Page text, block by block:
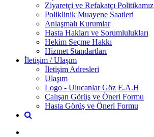
Ziyaretçi ve Refakatçı Politikamız
Poliklinik Muayene Saatleri
Anlaşmalı Kurumlar
Hasta Hakları ve Sorumlulukları
Hekim Seçme Hakkı
Hizmet Standartları
İletişim / Ulaşım
İletişim Adresleri
Ulaşım
Logo - Ulucanlar Göz E.A.H
Çalışan Görüş ve Öneri Formu
Hasta Görüş ve Öneri Formu